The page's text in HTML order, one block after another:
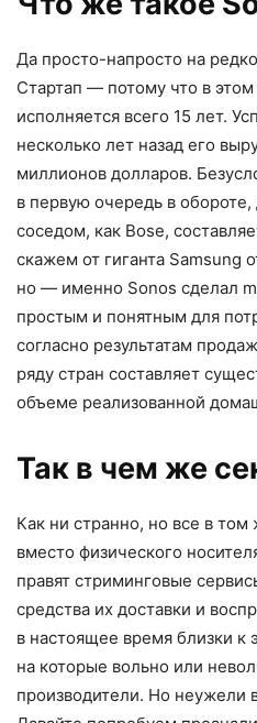
Да просто-напросто на
Стартап — потому что в
исполняется всего 15 лет.
несколько лет назад его
миллионов долларов.
в первую очередь в
соседом, как Bose,
скажем от гиганта Samsung
но — именно Sonos сделал
простым и понятным для
согласно результатам
ряду стран составляет
объеме реализованной
Так в чем же
Как ни странно, но все в
вместо физического
правят стриминговые
средства их доставки и
в настоящее время близки к
на которые вольно или
производители. Но неужели